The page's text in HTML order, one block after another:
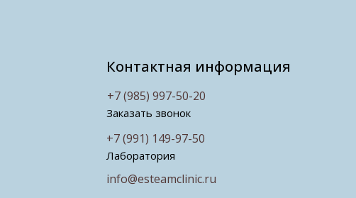
Контактная информация
Заказать звонок
Лаборатория
info@esteamclinic.ru
+7 (991) 149-97-50
+7 (985) 997-50-20